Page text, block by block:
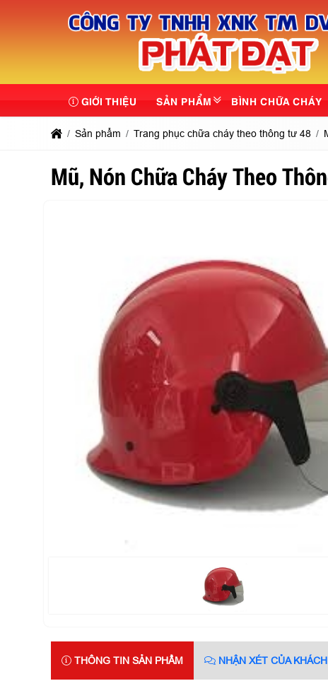
GIỚI THIỆU SẢN PHẨM BÌNH CHỮA CHÁY
Sản phẩm Trang phục chữa cháy theo thông tư 48
Mũ, Nón Chữa Cháy Theo
THÔNG TIN SẢN PHẨM NHẬN XÉT CỦA